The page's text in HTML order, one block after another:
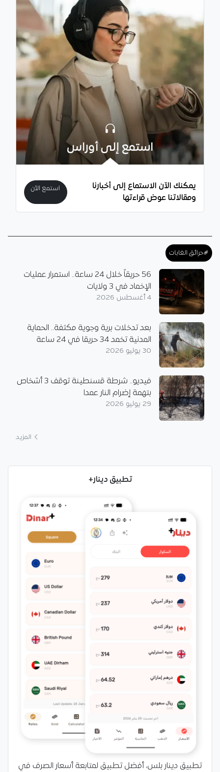
استمع إلى أوراس
يمكنك الآن الاستماع إلى أخبارنا
ومقالاتنا عوض قراءتها
استمع الآن
#حرائق الغابات
56 حريقاً خلال 24 ساعة.. استمرار عمليات
الإخماد في 3 ولايات
4 أغسطس 2026
بعد تدخلات برية وجوية مكثفة.. الحماية
المدنية تخمد 34 حريقا في 24 ساعة
30 يوليو 2026
فيديو.. شرطة قسنطينة توقف 3 أشخاص
بتهمة إضرام النار عمدا
29 يوليو 2026
المزيد
تطبيق دينار+
تطبيق دينار بلس، أفضل تطبيق لمتابعة أسعار الصرف في